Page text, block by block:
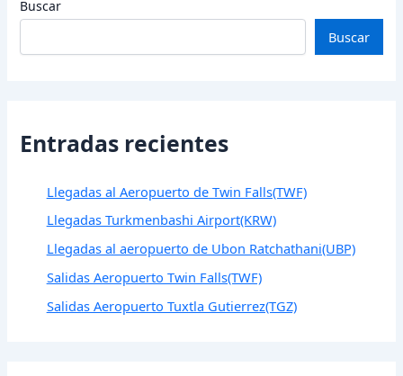
Buscar
Buscar
Entradas recientes
Llegadas al Aeropuerto de Twin Falls(TWF)
Llegadas Turkmenbashi Airport(KRW)
Llegadas al aeropuerto de Ubon Ratchathani(UBP)
Salidas Aeropuerto Twin Falls(TWF)
Salidas Aeropuerto Tuxtla Gutierrez(TGZ)